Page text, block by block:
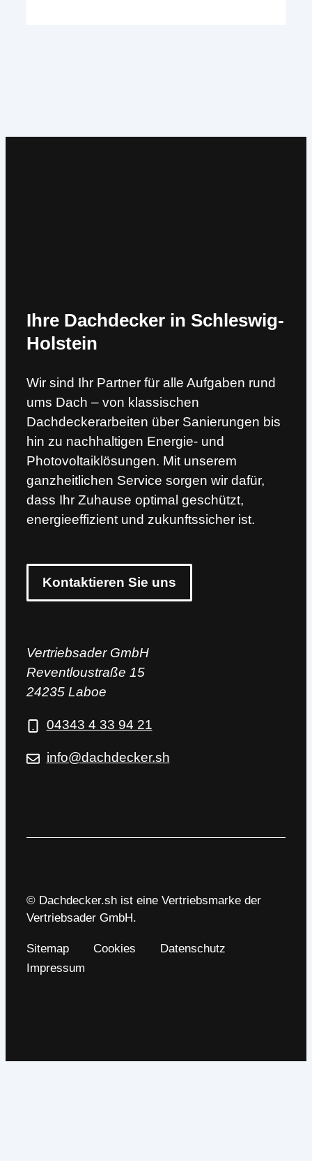
Ihre Dachdecker in Schleswig-
Holstein
Wir sind Ihr Partner für alle Aufgaben rund
ums Dach – von klassischen
Dachdeckerarbeiten über Sanierungen bis
hin zu nachhaltigen Energie- und
Photovoltaiklösungen. Mit unserem
ganzheitlichen Service sorgen wir dafür,
dass Ihr Zuhause optimal geschützt,
energieeffizient und zukunftssicher ist.
Kontaktieren Sie uns
Vertriebsader GmbH
Reventloustraße 15
24235 Laboe
04343 4 33 94 21
info@dachdecker.sh
© Dachdecker.sh ist eine Vertriebsmarke der
Vertriebsader GmbH.
Sitemap Cookies
Datenschutz
Impressum